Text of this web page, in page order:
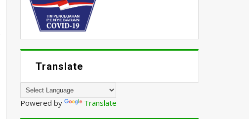
Translate
Powered by Translate